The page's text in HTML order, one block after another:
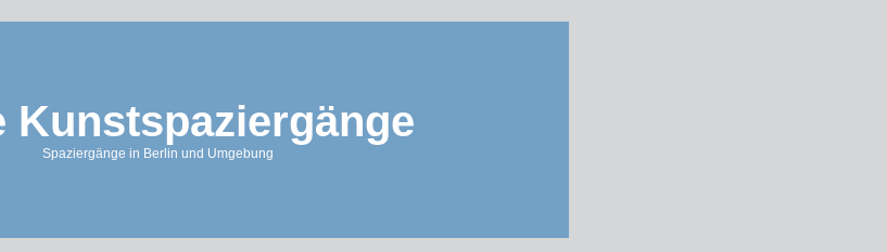
Kunstspaziergänge
Spaziergänge in Berlin und Umgebung